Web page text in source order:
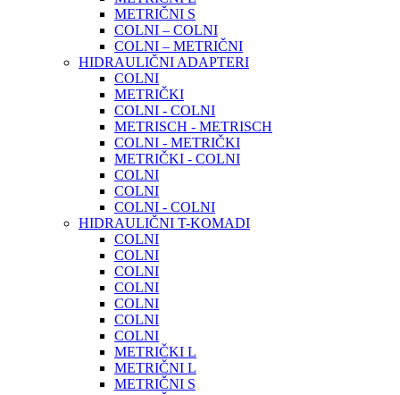
METRIČNI S
COLNI – COLNI
COLNI – METRIČNI
HIDRAULIČNI ADAPTERI
COLNI
METRIČKI
COLNI - COLNI
METRISCH - METRISCH
COLNI - METRIČKI
METRIČKI - COLNI
COLNI
COLNI
COLNI - COLNI
HIDRAULIČNI T-KOMADI
COLNI
COLNI
COLNI
COLNI
COLNI
COLNI
COLNI
METRIČKI L
METRIČNI L
METRIČNI S